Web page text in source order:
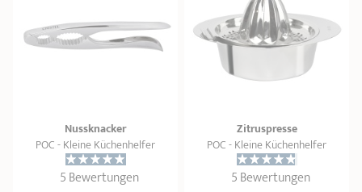
Nussknacker
POC - Kleine Küchenhelfer
5 Bewertungen
Zitruspresse
POC - Kleine Küchenhelfer
5 Bewertungen